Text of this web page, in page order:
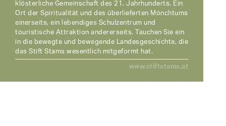
klösterliche Gemeinschaft des 21. Jahrhunderts. Ein
Ort der Spiritualität und des überlieferten Mönchtums
einerseits, ein lebendiges Schulzentrum und
touristische Attraktion andererseits. Tauchen Sie ein
in die bewegte und bewegende Landesgeschichte, die
das Stift Stams wesentlich mitgeformt hat.
www.stiftstams.at